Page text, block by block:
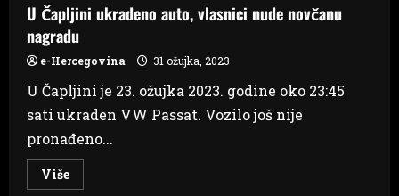
om,
evo
što
je
Schmidt
poručio
prosvjednicima…
U Čapljini ukradeno auto, vlasnici nude novčanu
nagradu
e-Hercegovina 31 ožujka, 2023
U Čapljini je 23. ožujka 2023. godine oko 23:45
sati ukraden VW Passat. Vozilo još nije
pronađeno...
VišeRead
more